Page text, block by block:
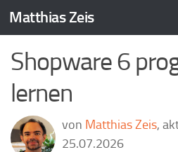
Zum Inhalt springen
Matthias Zeis
Shopware 6
lernen
von Matthias Zeis,
25.07.2026